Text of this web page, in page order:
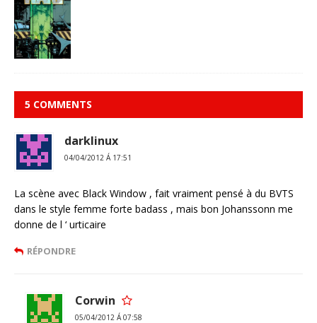
5 COMMENTS
darklinux
04/04/2012 Á 17:51
La scène avec Black Window , fait vraiment pensé à du BVTS
dans le style femme forte badass , mais bon Johanssonn me
donne de l ‘ urticaire
RÉPONDRE
Corwin
05/04/2012 Á 07:58